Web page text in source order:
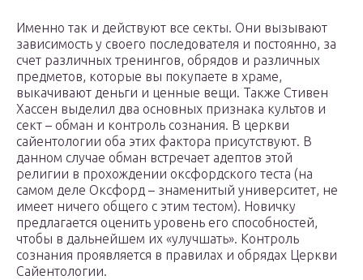
Именно так и действуют все секты. Они вызывают
зависимость у своего последователя и постоянно, за
счет различных тренингов, обрядов и различных
предметов, которые вы покупаете в храме,
выкачивают деньги и ценные вещи. Также Стивен
Хассен выделил два основных признака культов и
сект – обман и контроль сознания. В церкви
сайентологии оба этих фактора присутствуют. В
данном случае обман встречает адептов этой
религии в прохождении оксфордского теста (на
самом деле Оксфорд – знаменитый университет, не
имеет ничего общего с этим тестом). Новичку
предлагается оценить уровень его способностей,
чтобы в дальнейшем их «улучшать». Контроль
сознания проявляется в правилах и обрядах Церкви
Сайентологии.